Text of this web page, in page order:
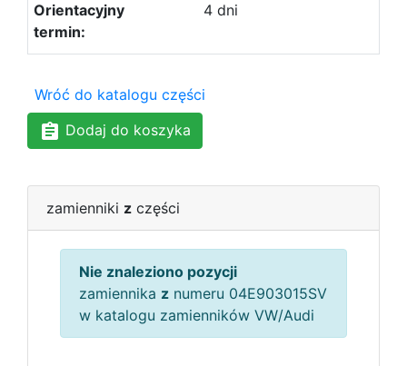
4 dni
Wróć do katalogu części
Dodaj do koszyka
zamienniki z części
Nie znaleziono pozycji
zamiennika z numeru 04E903015SV
w katalogu zamienników VW/Audi